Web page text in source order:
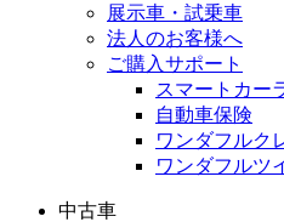
展示車・試乗車
法人のお客様へ
ご購入サポート
スマートカー
自動車保険
ワンダフルク
ワンダフルツ
中古車